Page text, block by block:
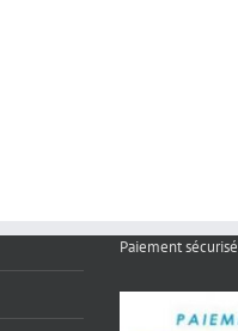
Paiement sécurisé